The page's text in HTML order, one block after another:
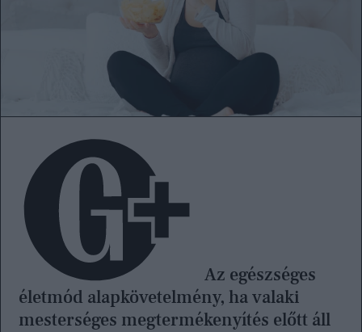
életmód alapkövetelmény, ha valaki
mesterséges megtermékenyítés előtt áll